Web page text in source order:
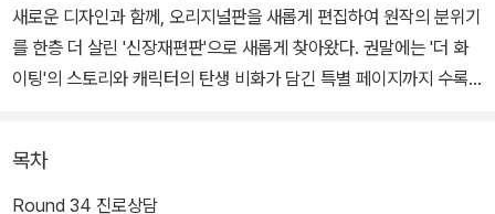
새로운 디자인과 함께, 오리지널판을 새롭게 편집하여 원작의 분위기
를 한층 더 살린 '신장재편판'으로 새롭게 찾아왔다. 권말에는 '더 화
이팅'의 스토리와 캐릭터의 탄생 비화가 담긴 특별 페이지까지 수록
학교에서 괴롭힘당하기 일쑤였던 일보는 우연히 프로 복서인 마모루
에게 도움을 받게 된다. 그날 이후, 일보의 일상은 크게 바뀌었는데!
목차
Round 34 진로상담